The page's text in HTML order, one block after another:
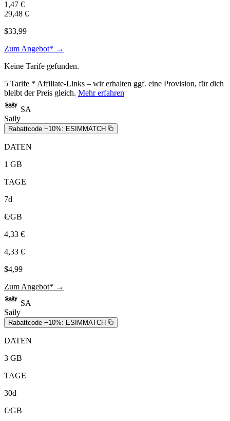
1,47 €
29,48 €
$33,99
Zum Angebot* →
Keine Tarife gefunden.
5 Tarife * Affiliate-Links – wir erhalten ggf. eine Provision, für dich
bleibt der Preis gleich. Mehr erfahren
SA
Saily
Rabattcode −10%: ESIMMATCH
DATEN
1 GB
TAGE
7d
€/GB
4,33 €
4,33 €
$4,99
Zum Angebot* →
SA
Saily
Rabattcode −10%: ESIMMATCH
DATEN
3 GB
TAGE
30d
€/GB